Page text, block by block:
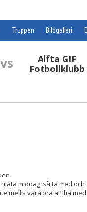
Truppen Bildgalleri
vs
Alfta GIF
Fotbollklubb
äta middag, så ta med och
mellis vara bra att ha